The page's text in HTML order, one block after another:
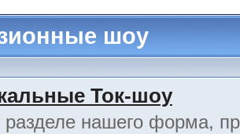
шоу
Ток-шоу
разделе нашего форма,